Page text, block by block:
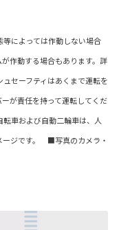
によっては作動しない場合
作動する場合もあります。詳
セーフティはあくまで運転を
が責任を持って運転してくだ
車および自動二輪車は、人
ジです。 ■写真のカメラ・